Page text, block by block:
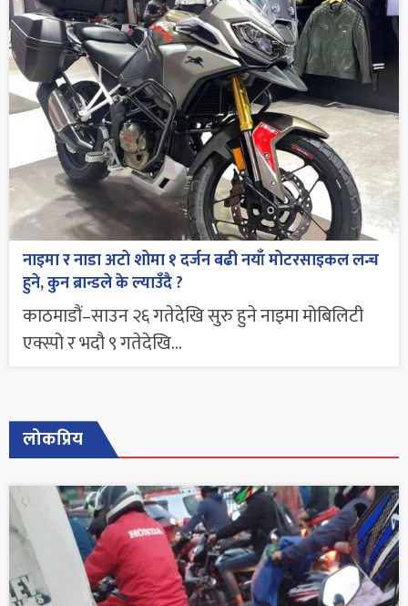
नाइमा र नाडा अटो शोमा १ दर्जन बढी नयाँ मोटरसाइकल लन्च
हुने, कुन ब्रान्डले के ल्याउँदै ?
काठमाडौं–साउन २६ गतेदेखि सुरु हुने नाइमा मोबिलिटी
एक्स्पो र भदौ ९ गतेदेखि...
लोकप्रिय